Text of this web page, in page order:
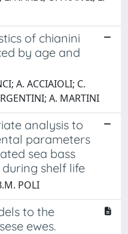
of chianini
by age and
A. ACCIAIOLI; C.
A. MARTINI
analysis to
parameters
sea bass
shelf life
POLI
to the
ewes.